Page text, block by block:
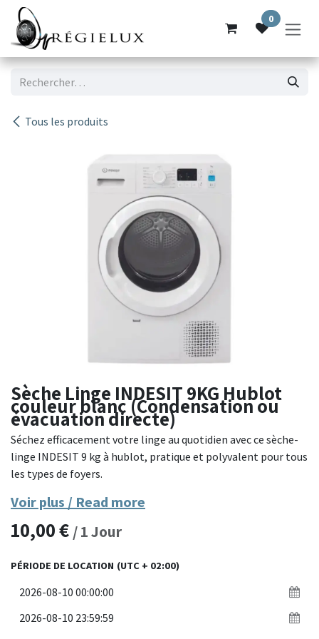
Se rendre au contenu
0
Tous les produits
Sèche Linge INDESIT 9KG Hublot
couleur blanc (Condensation ou
évacuation directe)
Séchez efficacement votre linge au quotidien avec ce sèche-
linge INDESIT 9 kg à hublot, pratique et polyvalent pour tous
les types de foyers.
Avec sa capacité généreuse de 9 kg, ce sèche-linge s’adapte
aussi bien aux petites qu’aux grandes lessives. Il peut
fonctionner en mode à condensation ou en évacuation
directe, selon votre configuration. Son hublot large facilite
le chargement, et ses programmes automatiques assurent
un séchage respectueux des fibres. Simple d’utilisation,
robuste et silencieux, il s’intègre parfaitement dans tous les
Voir plus / Read more
10,00€ /1Jour
PÉRIODE DE LOCATION (UTC + 02:00)